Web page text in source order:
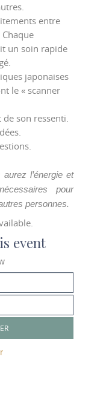
entre
un soin rapide
japonaises
le « scanner
son ressenti.
l’énergie et
pour
personnes.
event